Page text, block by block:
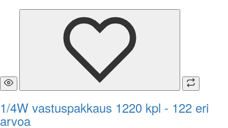
1/4W vastuspakkaus 1220 kpl - 122 eri
arvoa